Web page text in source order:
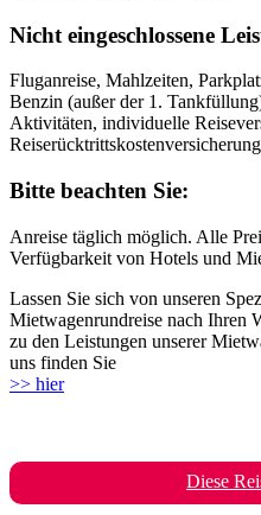
Nicht eingeschlossene
Fluganreise, Mahlzeiten,
Benzin (außer der 1.
Aktivitäten, individuelle
Bitte beachten Sie:
Anreise täglich möglich. Alle
Verfügbarkeit von Hotels und
Lassen Sie sich von unseren
Mietwagenrundreise nach Ihren
zu den Leistungen unserer
uns finden Sie
>> hier
Diese